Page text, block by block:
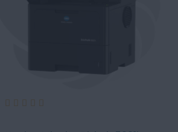
Evaluare: